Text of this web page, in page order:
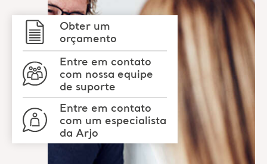
Obter um
orçamento
Entre em contato
com nossa equipe
de suporte
Entre em contato
com um especialista
da Arjo